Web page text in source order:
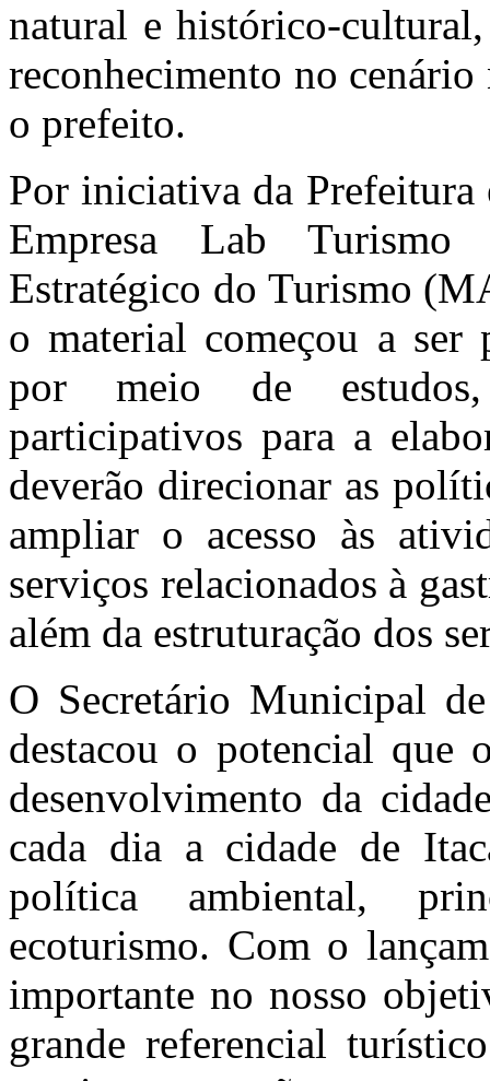
natural e histórico-
reconhecimento no
o prefeito.
Por iniciativa da
Empresa Lab Turismo
Estratégico do Turismo
o material começou a ser
por meio de estudos,
participativos para a
deverão direcionar as
ampliar o acesso às
serviços relacionados à
além da estruturação dos
O Secretário Municipal
destacou o potencial que
desenvolvimento da
cada dia a cidade de
política ambiental,
ecoturismo. Com o
importante no nosso
grande referencial